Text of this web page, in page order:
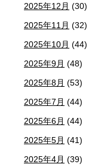
2025年12月 (30)
2025年11月 (32)
2025年10月 (44)
2025年9月 (48)
2025年8月 (53)
2025年7月 (44)
2025年6月 (44)
2025年5月 (41)
2025年4月 (39)